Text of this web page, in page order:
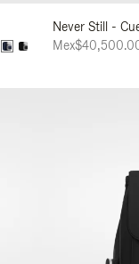
Never Still -